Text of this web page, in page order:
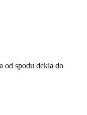
od spodu dekla do